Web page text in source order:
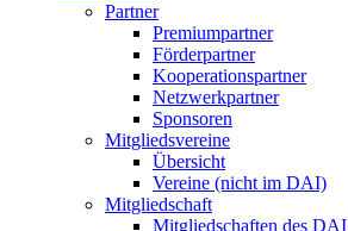
Partner
Premiumpartner
Förderpartner
Kooperationspartner
Netzwerkpartner
Sponsoren
Mitgliedsvereine
Übersicht
Vereine (nicht im DAI)
Mitgliedschaft
Mitgliedschaften des DAI